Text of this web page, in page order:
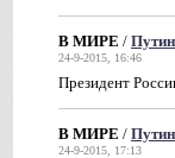
В МИРЕ /
24-9-2015, 16:46
Президент
В МИРЕ /
24-9-2015, 17:13